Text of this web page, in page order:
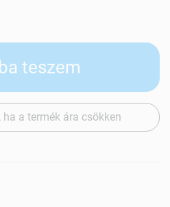
teszem
a termék ára csökken